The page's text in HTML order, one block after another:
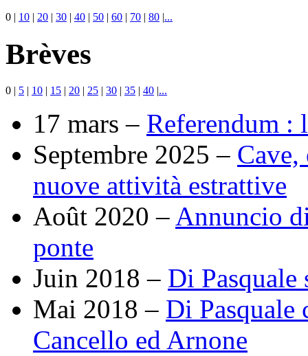
0 | 10 | 20 | 30 | 40 | 50 | 60 | 70 | 80 |...
Brèves
0 | 5 | 10 | 15 | 20 | 25 | 30 | 35 | 40 |...
17 mars – Referendum :
Septembre 2025 – Cave,
nuove attività estrattive
Août 2020 – Annuncio
ponte
Juin 2018 – Di
Mai 2018 – Di Pasquale
Cancello ed Arnone